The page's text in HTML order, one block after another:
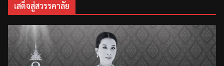
เสด็จสู่สวรรคาลัย